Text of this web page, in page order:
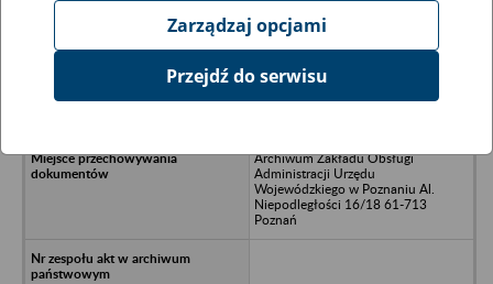
Ukryj wszystkie pozycje bazy
Przedsiębiorstwo Zbożowe w
Archiwum Zakładu Obsługi
Administracji Urzędu
Wojewódzkiego w Poznaniu Al.
Niepodległości 16/18 61-713
Poznań
Zarządzaj opcjami
Przejdź do serwisu